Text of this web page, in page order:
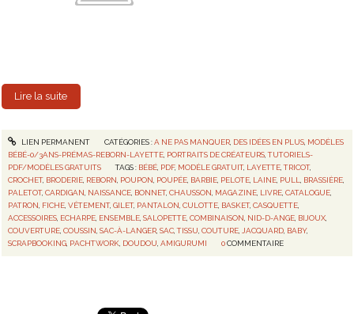
Lire la suite
LIEN PERMANENT CATÉGORIES :A NE PAS MANQUER, DES IDÉES EN PLUS, MODÈLES
BÉBÉ-0/3ANS-PRÉMAS-REBORN-LAYETTE PORTRAITS DE CRÉATEURS ,TUTORIELS-
PDF/MODÈLES GRATUITS
TAGS : BÉBÉ PDF, MODÈLE GRATUIT, LAYETTE ,TRICOT,
CROCHET, BRODERIE REBORN POUPON POUPÉE BARBIE PELOTE LAINE PULL BRASSIÈRE
PALETOT,CARDIGAN NAISSANCE BONNET,CHAUSSON MAGAZINE LIVRE ,CATALOGUE
PATRON FICHE ,VÊTEMENT,GILET, PANTALON ,CULOTTE BASKET,CASQUETTE
ACCESSOIRES ECHARPE ENSEMBLE ,SALOPETTE ,COMBINAISON NID-D-ANGE BIJOUX
COUVERTURE ,COUSSIN ,SAC-À-LANGER ,SAC ,TISSU ,COUTURE JACQUARD BABY,
SCRAPBOOKING PACHTWORK DOUDOU ,AMIGURUMI 0 COMMENTAIRE